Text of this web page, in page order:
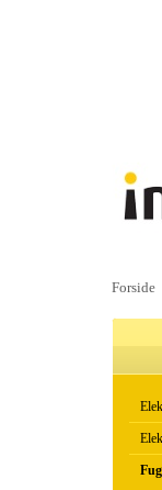
LÆS MERE OM
Forside